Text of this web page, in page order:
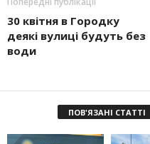
30 квітня в Городку
деякі вулиці будуть без
води
ПОВ'ЯЗАНІ СТАТТІ